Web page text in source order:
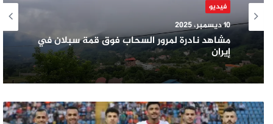
فيديو
10 ديسمبر، 2025
مشاهد نادرة لمرور السحاب فوق قمة سبلان في
إيران